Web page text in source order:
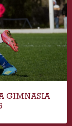
GIMNASIA